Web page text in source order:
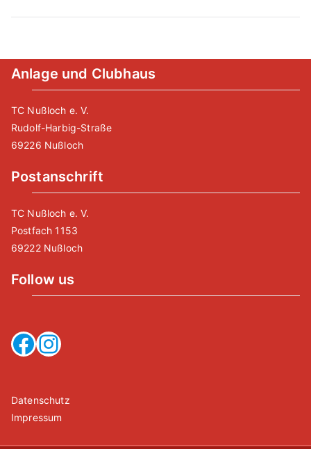
Anlage und Clubhaus
TC Nußloch e. V.
Rudolf-Harbig-Straße
69226 Nußloch
Postanschrift
TC Nußloch e. V.
Postfach 1153
69222 Nußloch
Follow us
Facebook
Instagram
Datenschutz
Impressum